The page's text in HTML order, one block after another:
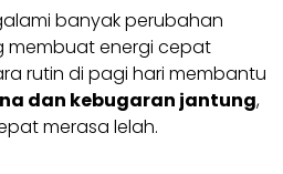
banyak perubahan
membuat energi cepat
rutin di pagi hari membantu
dan kebugaran jantung,
merasa lelah.